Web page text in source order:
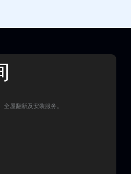
屋翻新及安装服务。